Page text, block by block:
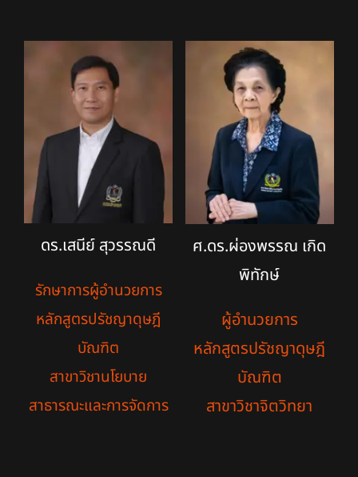
อธิการบดีและรองอธิการบดี
บัณฑิตวิทยาลัย
คณบดี
ผู้อำนวยการ
หัวหน้าส่วนงาน
ดร.เสนีย์ สุวรรณดี
รักษาการผู้อำนวยการ
หลักสูตรปรัชญาดุษฎี
บัณฑิต
สาขาวิชานโยบาย
สาธารณะและการจัดการ
ศ.ดร.ผ่องพรรณ เกิด
พิทักษ์
ผู้อำนวยการ
หลักสูตรปรัชญาดุษฎี
บัณฑิต
สาขาวิชาจิตวิทยา